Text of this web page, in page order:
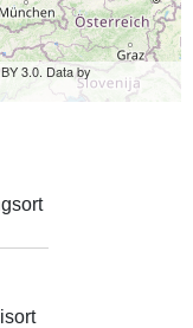
3.0. Data by